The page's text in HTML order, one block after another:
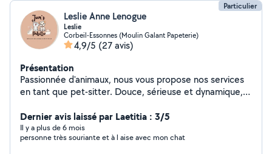
Particulier
Leslie Anne Lenogue
Leslie
Corbeil-Essonnes (Moulin Galant Papeterie)
4,9/5 (27 avis)
Présentation
Passionnée d'animaux, nous vous propose nos services
en tant que pet-sitter. Douce, sérieuse et dynamique,
votre animal pour qu'il se sente le mieux possible en
votre absence. Ma jumelles et moi avons toujours eu
des animaux (chiens, chats,Rongeurs...) nous adorons
Dernier avis laissé par Laetitia : 3/5
Il y a plus de 6 mois
personne très souriante et à l aise avec mon chat